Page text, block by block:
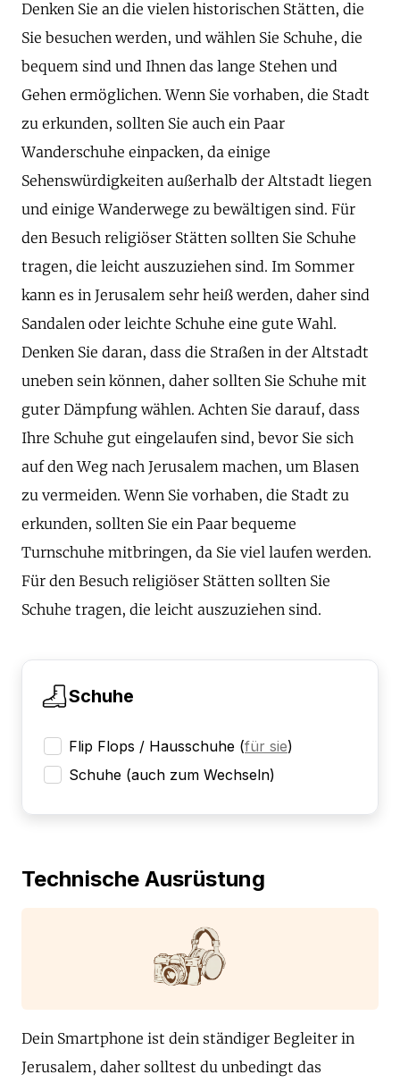
Denken Sie an die vielen historischen Stätten, die
Sie besuchen werden, und wählen Sie Schuhe, die
bequem sind und Ihnen das lange Stehen und
Gehen ermöglichen. Wenn Sie vorhaben, die Stadt
zu erkunden, sollten Sie auch ein Paar
Wanderschuhe einpacken, da einige
Sehenswürdigkeiten außerhalb der Altstadt liegen
und einige Wanderwege zu bewältigen sind. Für
den Besuch religiöser Stätten sollten Sie Schuhe
tragen, die leicht auszuziehen sind. Im Sommer
kann es in Jerusalem sehr heiß werden, daher sind
Sandalen oder leichte Schuhe eine gute Wahl.
Denken Sie daran, dass die Straßen in der Altstadt
uneben sein können, daher sollten Sie Schuhe mit
guter Dämpfung wählen. Achten Sie darauf, dass
Ihre Schuhe gut eingelaufen sind, bevor Sie sich
auf den Weg nach Jerusalem machen, um Blasen
zu vermeiden. Wenn Sie vorhaben, die Stadt zu
erkunden, sollten Sie ein Paar bequeme
Turnschuhe mitbringen, da Sie viel laufen werden.
Für den Besuch religiöser Stätten sollten Sie
Schuhe tragen, die leicht auszuziehen sind.
Schuhe
Flip Flops / Hausschuhe (für sie)
Schuhe (auch zum Wechseln)
Technische Ausrüstung
Dein Smartphone ist dein ständiger Begleiter in
Jerusalem, daher solltest du unbedingt das